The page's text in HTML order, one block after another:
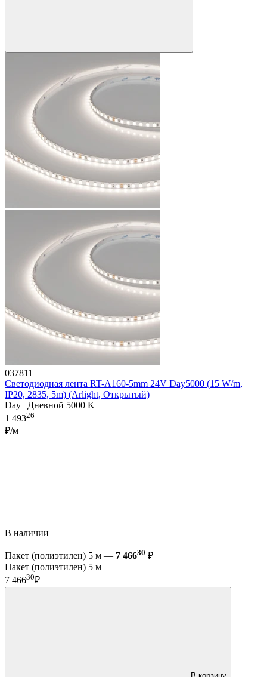
037811
Светодиодная лента RT-A160-5mm 24V Day5000 (15 W/m,
IP20, 2835, 5m) (Arlight, Открытый)
Day | Дневной 5000 K
1 49326
₽/м
В наличии
Пакет (полиэтилен) 5 м — 7 46630 ₽
Пакет (полиэтилен) 5 м
7 46630₽